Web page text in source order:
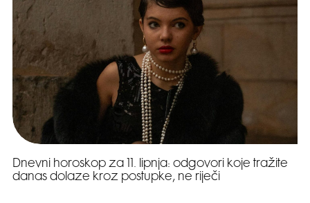
Dnevni horoskop za 11. lipnja: odgovori koje tražite
danas dolaze kroz postupke, ne riječi